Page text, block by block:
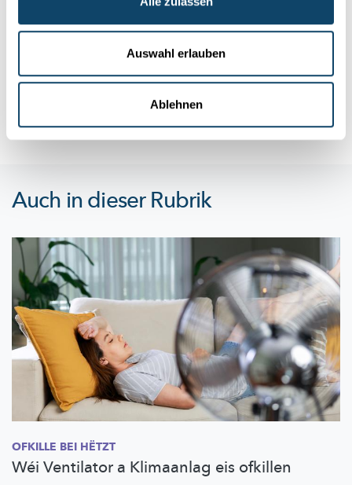
Auswahl erlauben
Ablehnen
Second edition of the competition 'Astronaut
Calling all young people: try your luck at a zero-gravity flight
Auch in dieser Rubrik
OFKILLE BEI HËTZT
Wéi Ventilator a Klimaanlag eis ofkillen